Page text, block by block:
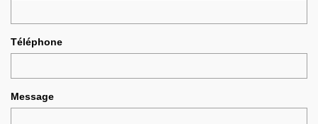
Téléphone
Message